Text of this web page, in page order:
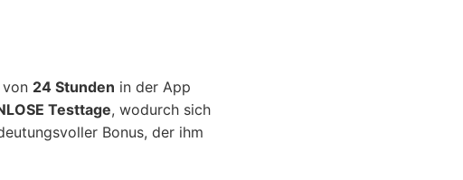
24 Stunden in der App
Testtage, wodurch sich
Bonus, der ihm